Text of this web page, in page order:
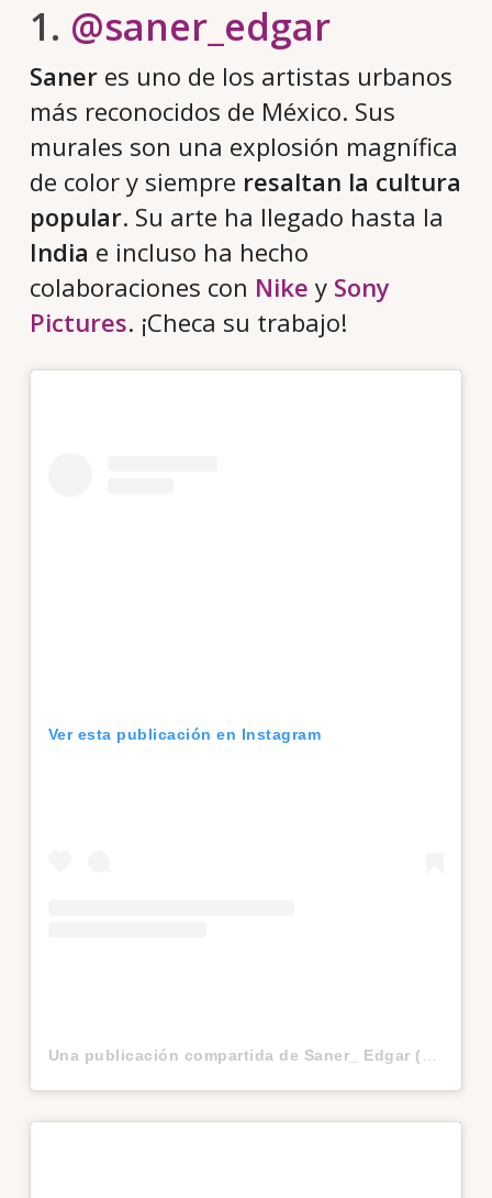
1. @saner_edgar
Saneres uno de los artistas urbanos
más reconocidos de México. Sus
murales son una explosión magnífica
de color y siempre resaltan la cultura
popular. Su arte ha llegado hasta la
India e incluso ha hecho
colaboraciones con Nike y Sony
Pictures. ¡Checa su trabajo!
Ver esta publicación en Instagram